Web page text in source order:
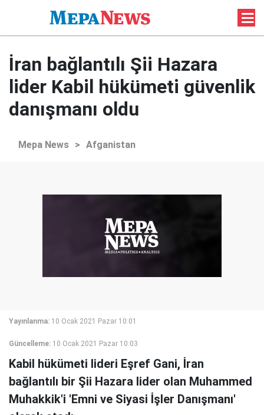
İran bağlantılı Şii Hazara
lider Kabil hükümeti güvenlik
danışmanı oldu
Mepa News > Afganistan
Yayınlanma: 10 Ocak 2021 Pazar 10:01
Güncelleme: 10 Ocak 2021 Pazar 10:03
Kabil hükümeti lideri Eşref Gani, İran
bağlantılı bir Şii Hazara lider olan Muhammed
Muhakkik'i 'Emni ve Siyasi İşler Danışmanı'